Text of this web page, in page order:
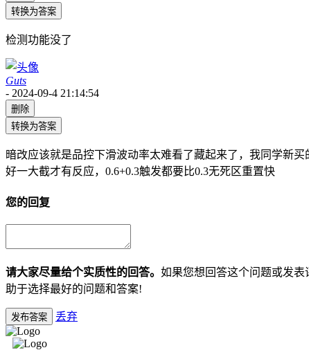
转换为答案
检测功能没了
Guts
- 2024-09-4 21:14:54
删除
转换为答案
暗改应该就是品控下滑波动率太难看了藏起来了，我同学新
好一大截才有反应，0.6+0.3触发都要比0.3无死区重置快
您的回复
请大家尽量给个实质性的回答。 如果您想回答这个问题或发表
助于选择最好的问题和答案!
发布答案 丢弃